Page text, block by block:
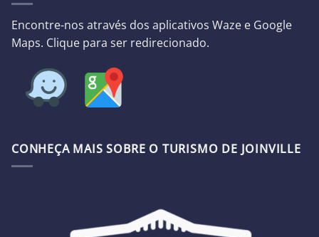
Encontre-nos através dos aplicativos Waze e Google
Maps. Clique para ser redirecionado.
CONHEÇA MAIS SOBRE O TURISMO DE JOINVILLE